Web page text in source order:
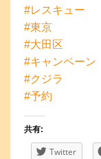
#レスキュー
#東京
#大田区
#キャンペーン
#クジラ
#予約
共有:
Twitter